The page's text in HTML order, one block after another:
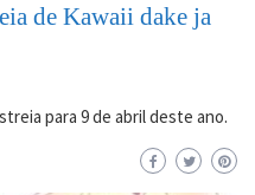
de Kawaii dake ja
para 9 de abril deste ano.